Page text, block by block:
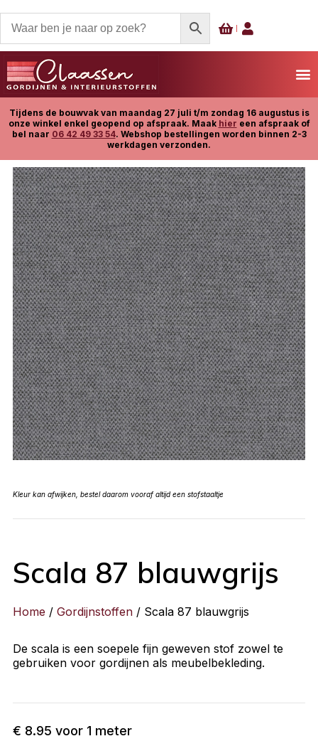
Tijdens de bouwvak van maandag 27 juli t/m zondag 16 augustus is
onze winkel enkel geopend op afspraak. Maak hier een afspraak of
bel naar 06 42 49 33 54. Webshop bestellingen worden binnen 2-3
werkdagen verzonden.
Kleur kan afwijken, bestel daarom vooraf altijd een stofstaaltje
Scala 87 blauwgrijs
Home / Gordijnstoffen / Scala 87 blauwgrijs
De scala is een soepele fijn geweven stof zowel te
gebruiken voor gordijnen als meubelbekleding.
€ 8.95 voor 1 meter